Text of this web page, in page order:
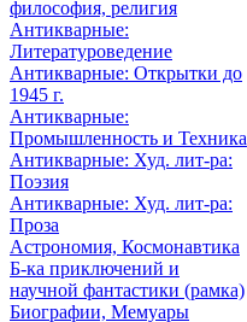
философия, религия
Антикварные:
Литературоведение
Антикварные: Открытки до
1945 г.
Антикварные:
Промышленность и Техника
Антикварные: Худ. лит-ра:
Поэзия
Антикварные: Худ. лит-ра:
Проза
Астрономия, Космонавтика
Б-ка приключений и
научной фантастики (рамка)
Биографии, Мемуары